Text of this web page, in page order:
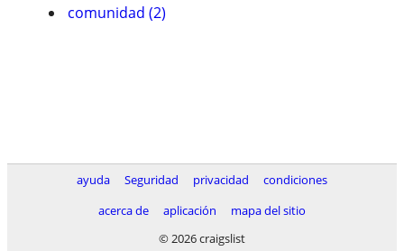
comunidad (2)
ayuda Seguridad privacidad
condiciones
acerca de
aplicación
mapa del sitio
© 2026 craigslist